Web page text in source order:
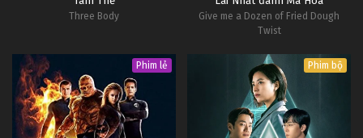
Three Body
Give me a Dozen of Fried Dough
Twist
Phim lẻ Phim bộ